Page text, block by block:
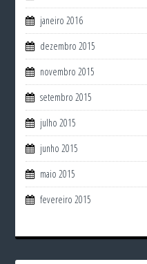
janeiro 2016
dezembro 2015
novembro 2015
setembro 2015
julho 2015
junho 2015
maio 2015
fevereiro 2015